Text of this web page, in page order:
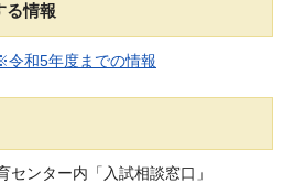
る情報
和5年度までの情報
ンター内「入試相談窓口」